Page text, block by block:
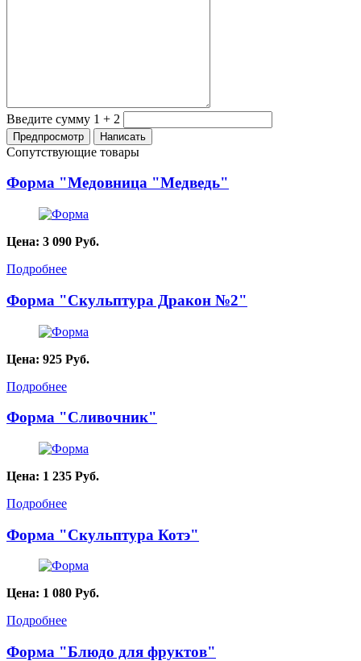
Введите сумму 1 + 2
Сопутствующие товары
Форма "Медовница "Медведь"
Цена: 3 090 Руб.
Подробнее
Форма "Скульптура Дракон №2"
Цена: 925 Руб.
Подробнее
Форма "Сливочник"
Цена: 1 235 Руб.
Подробнее
Форма "Скульптура Котэ"
Цена: 1 080 Руб.
Подробнее
Форма "Блюдо для фруктов"